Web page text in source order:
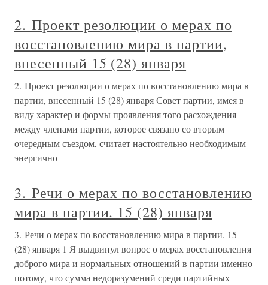
2. Проект резолюции о мерах по
восстановлению мира в партии,
внесенный 15 (28) января
2. Проект резолюции о мерах по восстановлению мира в
партии, внесенный 15 (28) января Совет партии, имея в
виду характер и формы проявления того расхождения
между членами партии, которое связано со вторым
очередным съездом, считает настоятельно необходимым
энергично
3. Речи о мерах по восстановлению
мира в партии. 15 (28) января
3. Речи о мерах по восстановлению мира в партии. 15
(28) января 1 Я выдвинул вопрос о мерах восстановления
доброго мира и нормальных отношений в партии именно
потому, что сумма недоразумений среди партийных